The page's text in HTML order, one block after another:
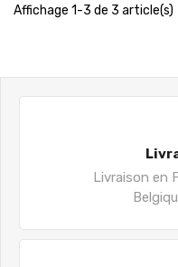
Affichage 1-3 de 3 article(s)
Livraison en